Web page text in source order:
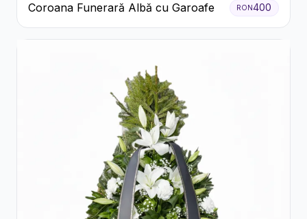
Coroana Funerară Albă cu Garoafe RON400